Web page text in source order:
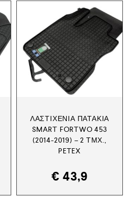
ΛΑΣΤΙΧΈΝΙΑ ΠΑΤΆΚΙΑ
SMART FORTWO 453
(2014-2019) – 2 ΤΜΧ.,
PETEX
€ 43,9